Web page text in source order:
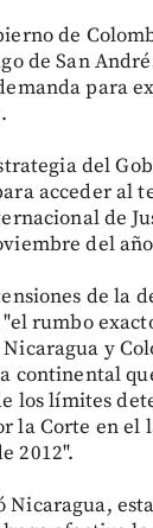
de
de San
para
del
acceder al
de
del
de la
rumbo
y
continental
los límites
la Corte en el
2012".
Nicaragua,